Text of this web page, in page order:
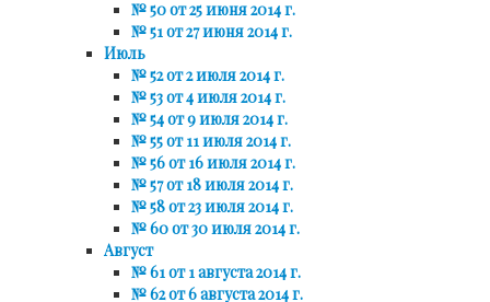
№ 50 от 25 июня 2014 г.
№ 51 от 27 июня 2014 г.
Июль
№ 52 от 2 июля 2014 г.
№ 53 от 4 июля 2014 г.
№ 54 от 9 июля 2014 г.
№ 55 от 11 июля 2014 г.
№ 56 от 16 июля 2014 г.
№ 57 от 18 июля 2014 г.
№ 58 от 23 июля 2014 г.
№ 60 от 30 июля 2014 г.
Август
№ 61 от 1 августа 2014 г.
№ 62 от 6 августа 2014 г.